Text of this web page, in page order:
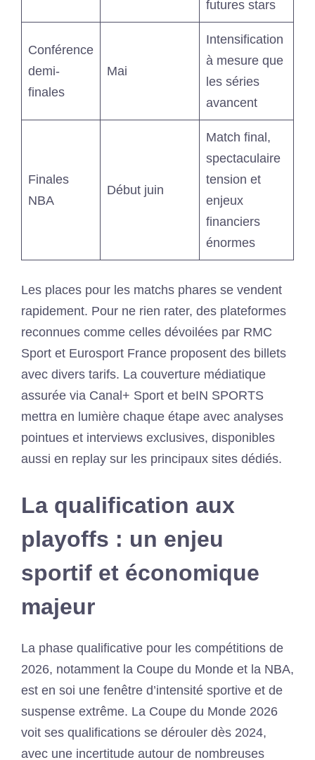
futures stars
Conférence
demi-
finales
Mai
Intensification
à mesure que
les séries
avancent
Finales
NBA
Début juin
Match final,
spectaculaire
tension et
enjeux
financiers
énormes
Les places pour les matchs phares se vendent
rapidement. Pour ne rien rater, des plateformes
reconnues comme celles dévoilées par RMC
Sport et Eurosport France proposent des billets
avec divers tarifs. La couverture médiatique
assurée via Canal+ Sport et beIN SPORTS
mettra en lumière chaque étape avec analyses
pointues et interviews exclusives, disponibles
aussi en replay sur les principaux sites dédiés.
La qualification aux
playoffs : un enjeu
sportif et économique
majeur
La phase qualificative pour les compétitions de
2026, notamment la Coupe du Monde et la NBA,
est en soi une fenêtre d’intensité sportive et de
suspense extrême. La Coupe du Monde 2026
voit ses qualifications se dérouler dès 2024,
avec une incertitude autour de nombreuses